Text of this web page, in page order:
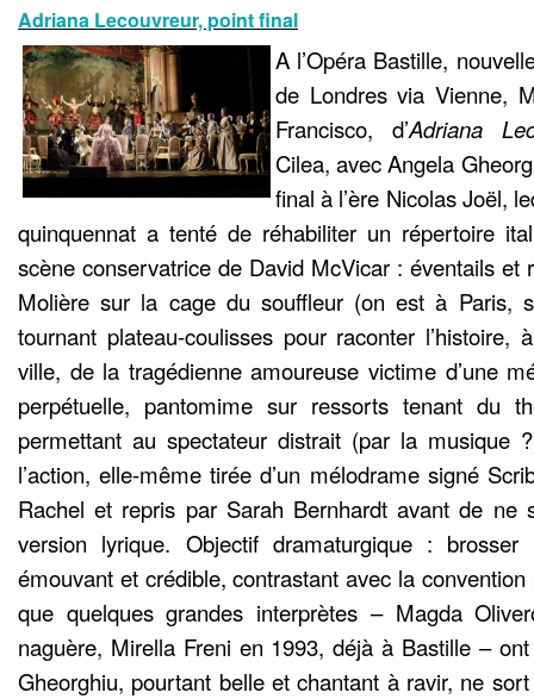
Adriana Lecouvreur, point final
A l’Opéra Bastille,
de Londres via Vienne,
Francisco, d’Adriana
Cilea, avec Angela
final à l’ère Nicolas Joël,
quinquennat a tenté de réhabiliter un répertoire
scène conservatrice de David McVicar : éventails et
Molière sur la cage du souffleur (on est à Paris,
tournant plateau-coulisses pour raconter
ville, de la tragédienne amoureuse victime d’une
perpétuelle, pantomime sur ressorts tenant du
permettant au spectateur distrait (par la musique
l’action, elle-même tirée d’un mélodrame signé
Rachel et repris par Sarah Bernhardt avant de ne
version lyrique. Objectif dramaturgique :
émouvant et crédible, contrastant avec la convention
que quelques grandes interprètes – Magda
naguère, Mirella Freni en 1993, déjà à Bastille –
Gheorghiu, pourtant belle et chantant à ravir, ne